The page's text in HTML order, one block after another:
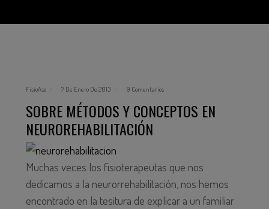
FisioAso 7 De Enero De 2013 9 Comentarios
SOBRE MÉTODOS Y CONCEPTOS EN
NEUROREHABILITACIÓN
Muchas veces los fisioterapeutas que nos
dedicamos a la neurorrehabilitación, nos hemos
encontrado en la tesitura de explicar a un familiar